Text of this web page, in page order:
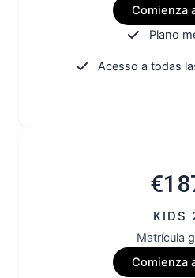
Comienza
Plano
Acesso a todas
KIDS
Matrícula
Comienza